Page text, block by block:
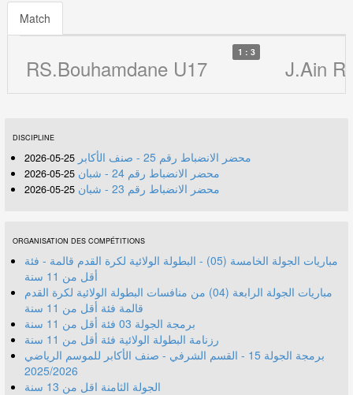
Match
RS.Bouhamdane U17
1 : 3
J.Ain
DISCIPLINE
محضر الانضباط رقم 25 - صنف الأكابر 25-05-2026
محضر الانضباط رقم 24 - شبان 25-05-2026
محضر الانضباط رقم 23 - شبان 25-05-2026
ORGANISATION DES COMPÉTITIONS
مباريات الجولة الخامسة (05) - البطولة الولائية لكرة القدم قالمة - فئة
أقل من 11 سنة
مباريات الجولة الرابعة (04) من منافسات البطولة الولائية لكرة القدم
قالمة فئة أقل من 11 سنة
برمجة الجولة 03 فئة أقل من 11 سنة
رزنامة البطولة الولائية فئة أقل من 11 سنة
برمجة الجولة 15 - القسم الشرفي - صنف الأكابر للموسم الرياضي
2025/2026
الجولة الثامنة اقل من 13 سنة